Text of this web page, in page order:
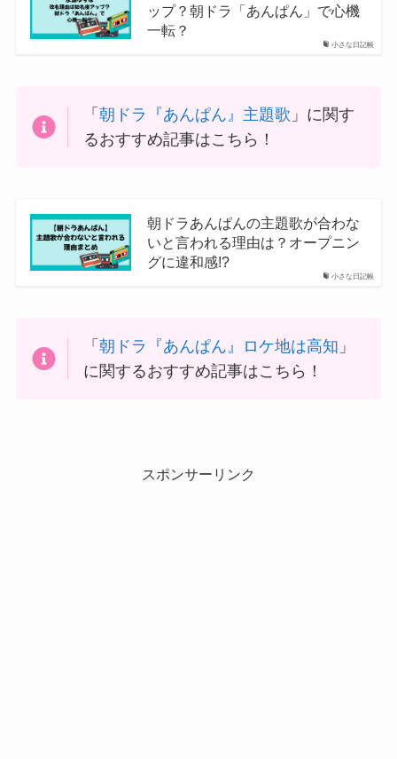
小さな日記帳
ップ？朝ドラ「あんぱん」で心機
一転？
「朝ドラ『あんぱん』主題歌 」に関す
るおすすめ記事はこちら！
小さな日記帳
朝ドラあんぱんの主題歌が合わな
いと言われる理由は？オープニン
グに違和感!?
「朝ドラ『あんぱん』ロケ地は高知 」
に関するおすすめ記事はこちら！
スポンサーリンク